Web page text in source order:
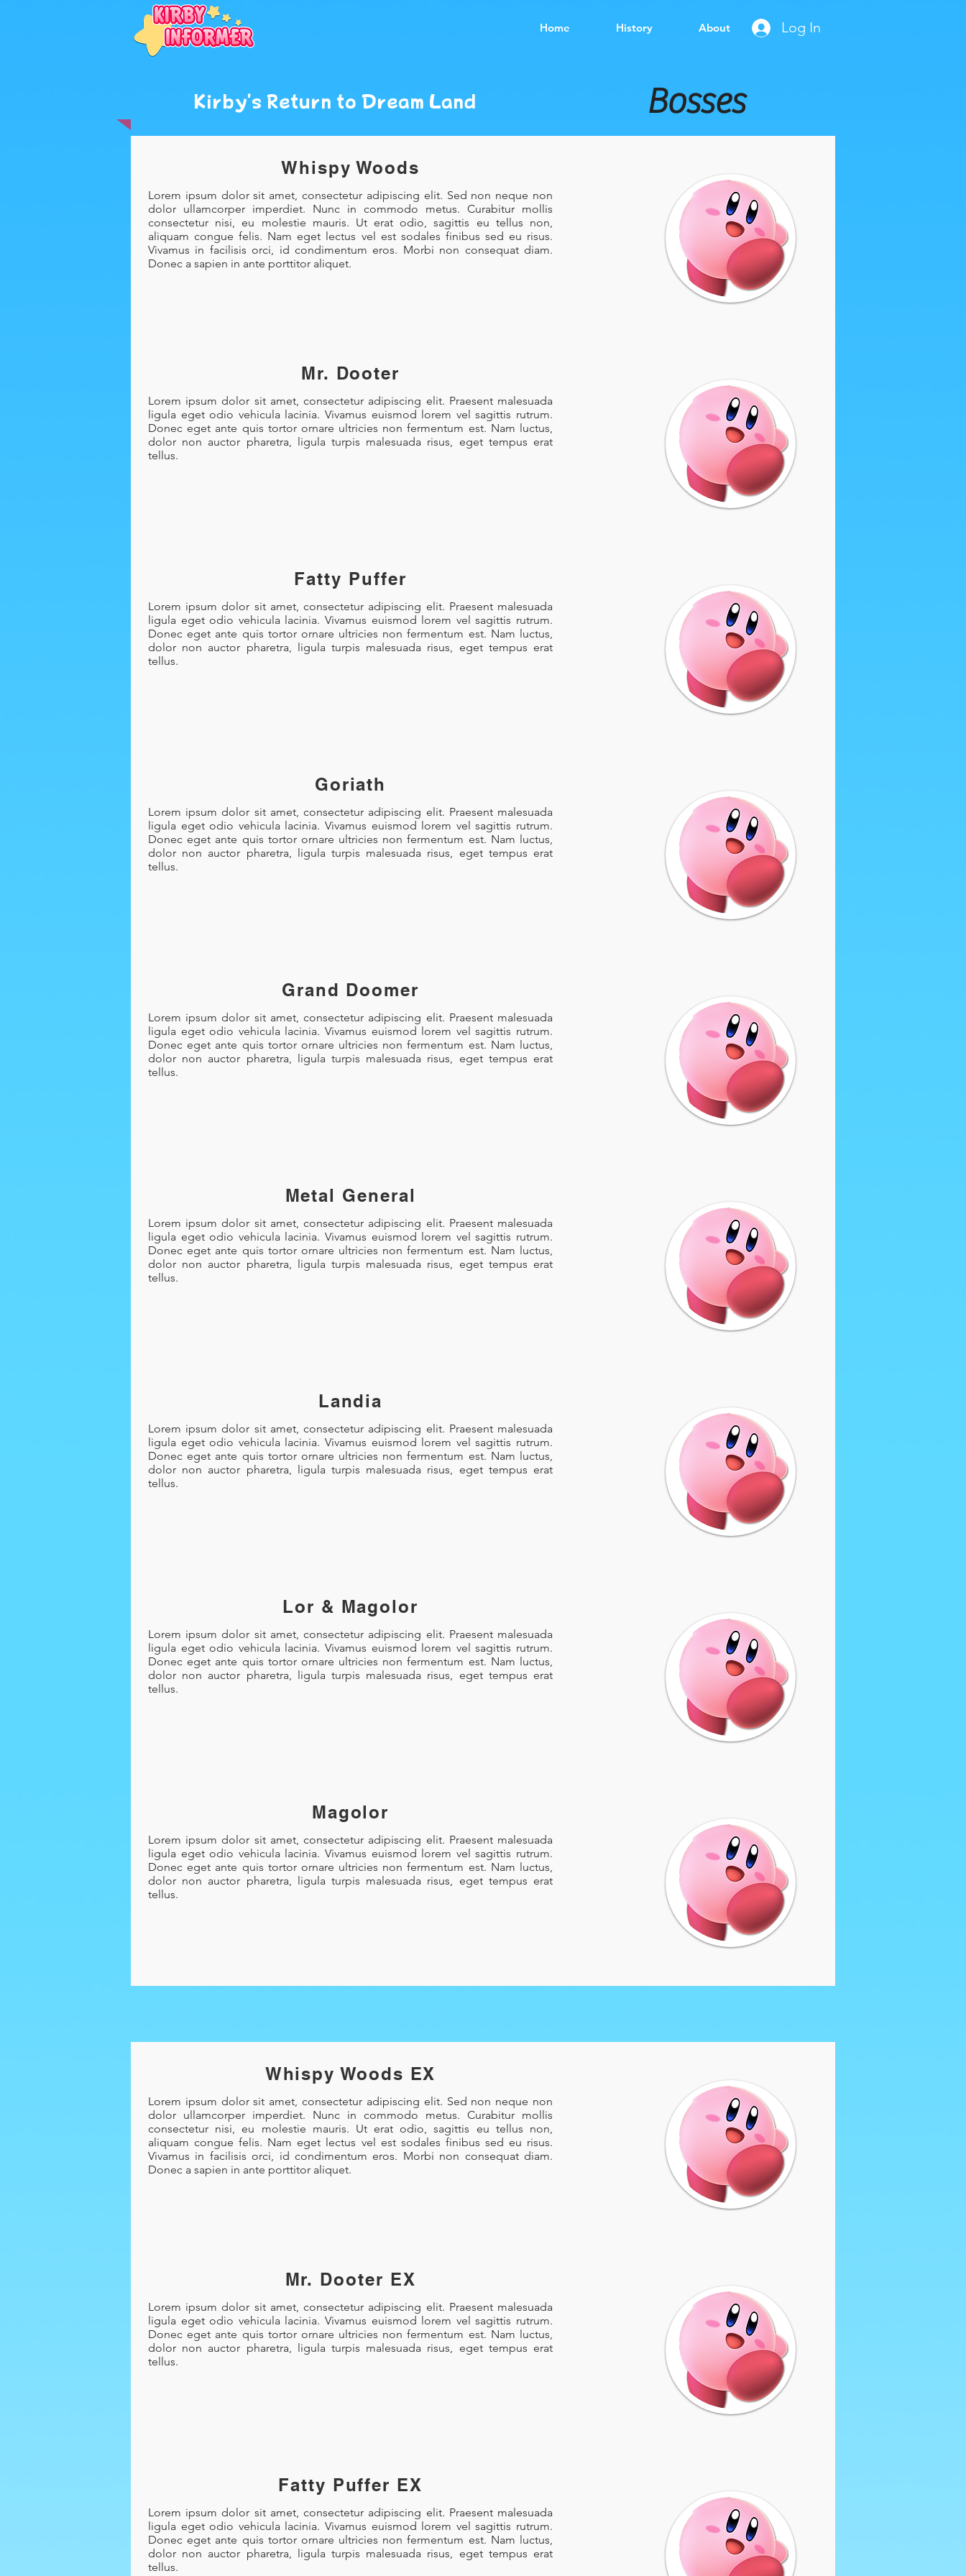
Log In
Home History About
Kirby's Return to Dream Land Bosses
Whispy Woods
Lorem ipsum dolor sit amet, consectetur adipiscing elit. Sed non neque non
dolor ullamcorper imperdiet. Nunc in commodo metus. Curabitur mollis
consectetur nisi, eu molestie mauris. Ut erat odio, sagittis eu tellus non,
aliquam congue felis. Nam eget lectus vel est sodales finibus sed eu risus.
Vivamus in facilisis orci, id condimentum eros. Morbi non consequat diam.
Donec a sapien in ante porttitor aliquet.
Mr. Dooter
Lorem ipsum dolor sit amet, consectetur adipiscing elit. Praesent malesuada
ligula eget odio vehicula lacinia. Vivamus euismod lorem vel sagittis rutrum.
Donec eget ante quis tortor ornare ultricies non fermentum est. Nam luctus,
dolor non auctor pharetra, ligula turpis malesuada risus, eget tempus erat
tellus.
Fatty Puffer
Lorem ipsum dolor sit amet, consectetur adipiscing elit. Praesent malesuada
ligula eget odio vehicula lacinia. Vivamus euismod lorem vel sagittis rutrum.
Donec eget ante quis tortor ornare ultricies non fermentum est. Nam luctus,
dolor non auctor pharetra, ligula turpis malesuada risus, eget tempus erat
tellus.
Goriath
Lorem ipsum dolor sit amet, consectetur adipiscing elit. Praesent malesuada
ligula eget odio vehicula lacinia. Vivamus euismod lorem vel sagittis rutrum.
Donec eget ante quis tortor ornare ultricies non fermentum est. Nam luctus,
dolor non auctor pharetra, ligula turpis malesuada risus, eget tempus erat
tellus.
Grand Doomer
Lorem ipsum dolor sit amet, consectetur adipiscing elit. Praesent malesuada
ligula eget odio vehicula lacinia. Vivamus euismod lorem vel sagittis rutrum.
Donec eget ante quis tortor ornare ultricies non fermentum est. Nam luctus,
dolor non auctor pharetra, ligula turpis malesuada risus, eget tempus erat
tellus.
Metal General
Lorem ipsum dolor sit amet, consectetur adipiscing elit. Praesent malesuada
ligula eget odio vehicula lacinia. Vivamus euismod lorem vel sagittis rutrum.
Donec eget ante quis tortor ornare ultricies non fermentum est. Nam luctus,
dolor non auctor pharetra, ligula turpis malesuada risus, eget tempus erat
tellus.
Landia
Lorem ipsum dolor sit amet, consectetur adipiscing elit. Praesent malesuada
ligula eget odio vehicula lacinia. Vivamus euismod lorem vel sagittis rutrum.
Donec eget ante quis tortor ornare ultricies non fermentum est. Nam luctus,
dolor non auctor pharetra, ligula turpis malesuada risus, eget tempus erat
tellus.
Lor & Magolor
Lorem ipsum dolor sit amet, consectetur adipiscing elit. Praesent malesuada
ligula eget odio vehicula lacinia. Vivamus euismod lorem vel sagittis rutrum.
Donec eget ante quis tortor ornare ultricies non fermentum est. Nam luctus,
dolor non auctor pharetra, ligula turpis malesuada risus, eget tempus erat
tellus.
Magolor
Lorem ipsum dolor sit amet, consectetur adipiscing elit. Praesent malesuada
ligula eget odio vehicula lacinia. Vivamus euismod lorem vel sagittis rutrum.
Donec eget ante quis tortor ornare ultricies non fermentum est. Nam luctus,
dolor non auctor pharetra, ligula turpis malesuada risus, eget tempus erat
tellus.
Whispy Woods EX
Lorem ipsum dolor sit amet, consectetur adipiscing elit. Sed non neque non
dolor ullamcorper imperdiet. Nunc in commodo metus. Curabitur mollis
consectetur nisi, eu molestie mauris. Ut erat odio, sagittis eu tellus non,
aliquam congue felis. Nam eget lectus vel est sodales finibus sed eu risus.
Vivamus in facilisis orci, id condimentum eros. Morbi non consequat diam.
Donec a sapien in ante porttitor aliquet.
Mr. Dooter EX
Lorem ipsum dolor sit amet, consectetur adipiscing elit. Praesent malesuada
ligula eget odio vehicula lacinia. Vivamus euismod lorem vel sagittis rutrum.
Donec eget ante quis tortor ornare ultricies non fermentum est. Nam luctus,
dolor non auctor pharetra, ligula turpis malesuada risus, eget tempus erat
tellus.
Fatty Puffer EX
Lorem ipsum dolor sit amet, consectetur adipiscing elit. Praesent malesuada
ligula eget odio vehicula lacinia. Vivamus euismod lorem vel sagittis rutrum.
Donec eget ante quis tortor ornare ultricies non fermentum est. Nam luctus,
dolor non auctor pharetra, ligula turpis malesuada risus, eget tempus erat
tellus.